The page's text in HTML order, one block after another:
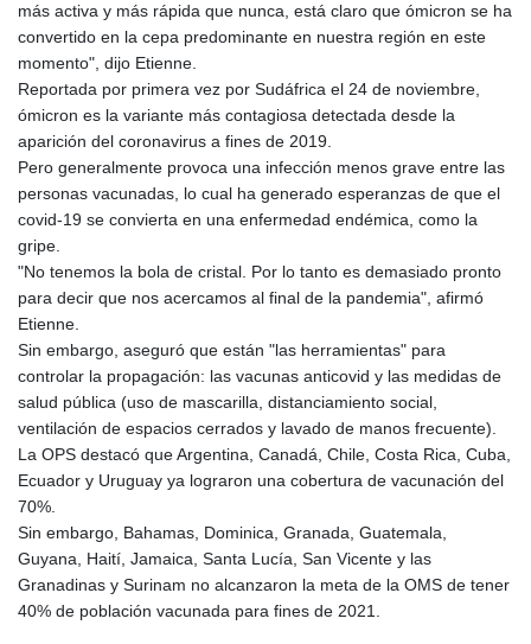
más activa y más rápida que nunca, está claro que ómicron se ha
convertido en la cepa predominante en nuestra región en este
momento", dijo Etienne.
Reportada por primera vez por Sudáfrica el 24 de noviembre,
ómicron es la variante más contagiosa detectada desde la
aparición del coronavirus a fines de 2019.
Pero generalmente provoca una infección menos grave entre las
personas vacunadas, lo cual ha generado esperanzas de que el
covid-19 se convierta en una enfermedad endémica, como la
gripe.
"No tenemos la bola de cristal. Por lo tanto es demasiado pronto
para decir que nos acercamos al final de la pandemia", afirmó
Etienne.
Sin embargo, aseguró que están "las herramientas" para
controlar la propagación: las vacunas anticovid y las medidas de
salud pública (uso de mascarilla, distanciamiento social,
ventilación de espacios cerrados y lavado de manos frecuente).
La OPS destacó que Argentina, Canadá, Chile, Costa Rica, Cuba,
Ecuador y Uruguay ya lograron una cobertura de vacunación del
70%.
Sin embargo, Bahamas, Dominica, Granada, Guatemala,
Guyana, Haití, Jamaica, Santa Lucía, San Vicente y las
Granadinas y Surinam no alcanzaron la meta de la OMS de tener
40% de población vacunada para fines de 2021.